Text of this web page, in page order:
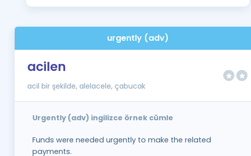
İngilizce Gramer
urgently (adv)
acilen
acil bir şekilde, alelacele, çabucak
Urgently (adv) ingilizce örnek cümle
Funds were needed urgently to make the related
payments.